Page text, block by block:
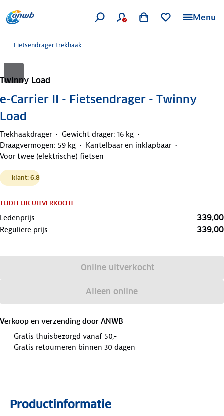
Menu
Fietsendrager trekhaak
Twinny Load
e-Carrier II - Fietsendrager - Twinny
Load
Trekhaakdrager
Gewicht drager: 16 kg
Draagvermogen: 59 kg
Kantelbaar en inklapbaar
Voor twee (elektrische) fietsen
klant: 6.8
TIJDELIJK UITVERKOCHT
Ledenprijs 339,00
Reguliere prijs 339,00
Online uitverkocht
Alleen online
Verkoop en verzending door ANWB
Gratis thuisbezorgd vanaf 50,-
Gratis retourneren binnen 30 dagen
Productinformatie